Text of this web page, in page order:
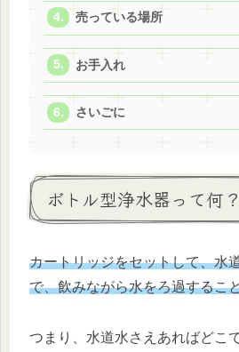
売っている場所
お手入れ
さいごに
ボトル型浄水器って何？
カートリッジをセットして、水
で、飲みながら水をろ過するこ
つまり、水道水さえあればどこ